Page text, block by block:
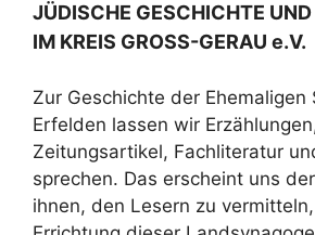
JÜDISCHE GESCHICHTE UND
IM KREIS GROSS-GERAU e.V.
Zur Geschichte der Ehemaligen
Erfelden lassen wir
Zeitungsartikel, Fachliteratur
sprechen. Das erscheint uns
ihnen, den Lesern zu